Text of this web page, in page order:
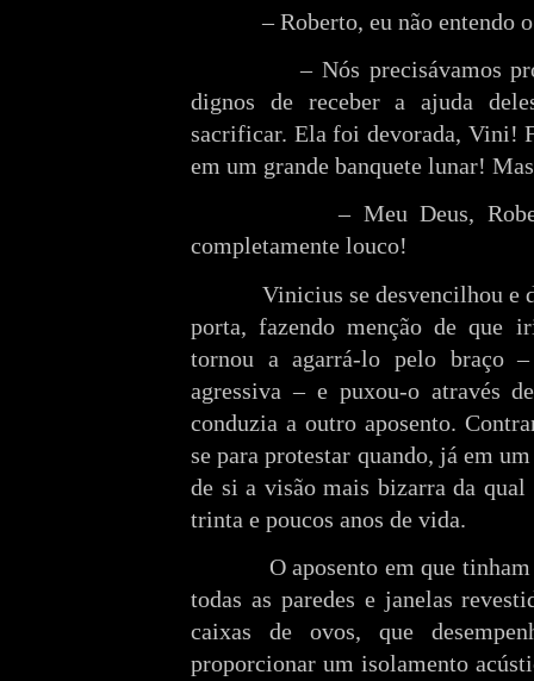
– Roberto, eu não entendo
– Nós precisávamos
dignos de receber a ajuda
sacrificar. Ela foi devorada, Vini!
em um grande banquete lunar!
– Meu Deus,
completamente louco!
Vinicius se desvencilhou e
porta, fazendo menção de que
tornou a agarrá-lo pelo braço
agressiva – e puxou-o através
conduzia a outro aposento.
se para protestar quando, já em
de si a visão mais bizarra da qual
trinta e poucos anos de vida.
O aposento em que
todas as paredes e janelas
caixas de ovos, que
proporcionar um isolamento